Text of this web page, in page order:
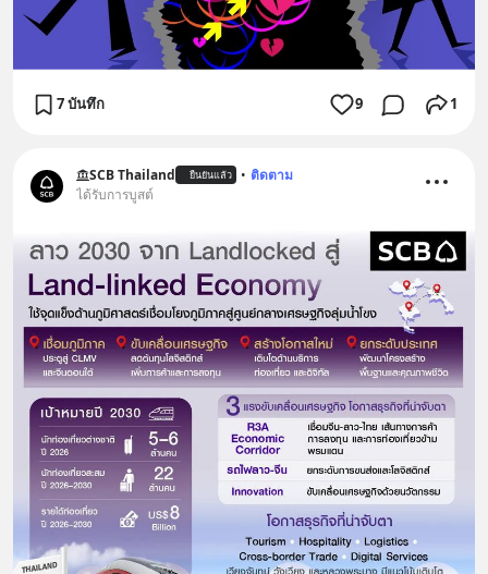
7 บันทึก 9 1
SCB Thailand ยืนยันแล้ว • ติดตาม
ได้รับการบูสต์